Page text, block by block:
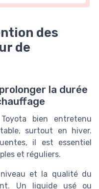
des
de
la durée
bien entretenu
surtout en hiver.
il est essentiel
et réguliers.
et la qualité du
Un liquide usé ou